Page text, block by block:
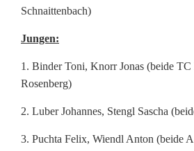
Schnaittenbach)
Jungen:
1. Binder Toni, Knorr Jonas (beide
Rosenberg)
2. Luber Johannes, Stengl Sascha
3. Puchta Felix, Wiendl Anton (beide